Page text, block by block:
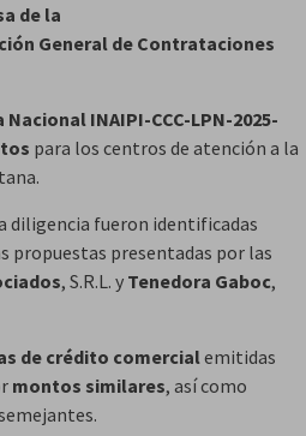
de la
General de Contrataciones
INAIPI-CCC-LPN-2025-
para los centros de atención a la
diligencia fueron identificadas
propuestas presentadas por las
, S.R.L. y Tenedora Gaboc,
de crédito comercialemitidas
montos similares, así como